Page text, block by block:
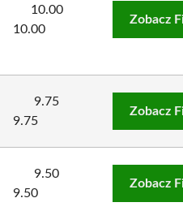
10.00
10.00
Zobacz
9.75
9.75
Zobacz
9.50
9.50
Zobacz